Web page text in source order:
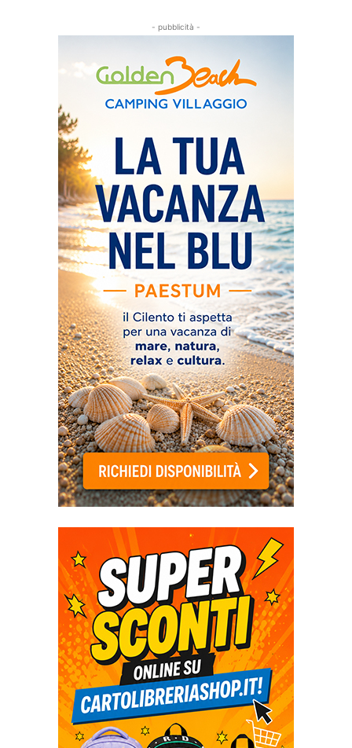
- pubblicità -